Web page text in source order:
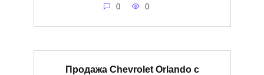
0 0
Продажа Chevrolet Orlando с